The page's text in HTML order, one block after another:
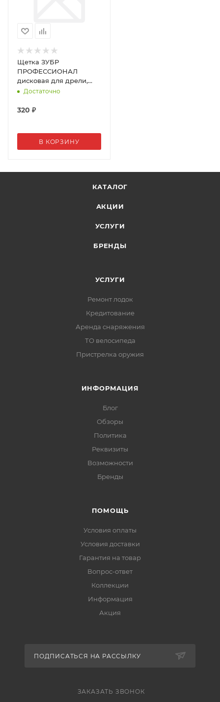
Щетка ЗУБР
ПРОФЕССИОНАЛ
дисковая для дрели,
38мм
Достаточно
320 ₽
В КОРЗИНУ
КАТАЛОГ
АКЦИИ
УСЛУГИ
БРЕНДЫ
УСЛУГИ
Ремонт лодок
Кредитование
Аренда снаряжения
ТО велосипеда
Пристрелка оружия
ИНФОРМАЦИЯ
Блог
Обзоры
Политика
Реквизиты
Возможности
Бренды
ПОМОЩЬ
Условия оплаты
Условия доставки
Гарантия на товар
Вопрос-ответ
Коллекции
Информация
Акция
ПОДПИСАТЬСЯ НА РАССЫЛКУ
ЗАКАЗАТЬ ЗВОНОК